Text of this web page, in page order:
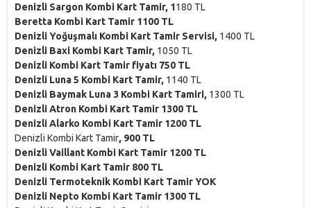
Denizli Sargon Kombi Kart Tamir, 1180 TL
Beretta Kombi Kart Tamir 1100 TL
Denizli Yoğuşmalı Kombi Kart Tamir Servisi, 1400 TL
Denizli Baxi Kombi Kart Tamir, 1050 TL
Denizli Kombi Kart Tamir fiyatı 750 TL
Denizli Luna 5 Kombi Kart Tamir, 1140 TL
Denizli Baymak Luna 3 Kombi Kart Tamiri, 1300 TL
Denizli Atron Kombi Kart Tamir 1300 TL
Denizli Alarko Kombi Kart Tamir 1200 TL
Denizli Kombi Kart Tamir, 900 TL
Denizli Vaillant Kombi Kart Tamir 1200 TL
Denizli Kombi Kart Tamir 800 TL
Denizli Termoteknik Kombi Kart Tamir YOK
Denizli Nepto Kombi Kart Tamir 1300 TL